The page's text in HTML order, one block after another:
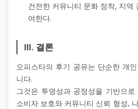
건전한 커뮤니티 문화 정착, 지역
여한다.
Ⅲ. 결론
오피스타의 후기 공유는 단순한 개
니다.
그것은 투명성과 공정성을 기반으
소비자 보호와 커뮤니티 신뢰 형성,